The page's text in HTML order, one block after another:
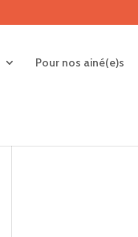
Pour nos ainé(e)s